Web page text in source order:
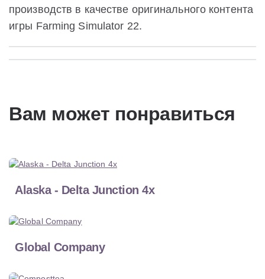
производств в качестве оригинального контента
игры Farming Simulator 22.
Вам может понравиться
Alaska - Delta Junction 4x
Global Company